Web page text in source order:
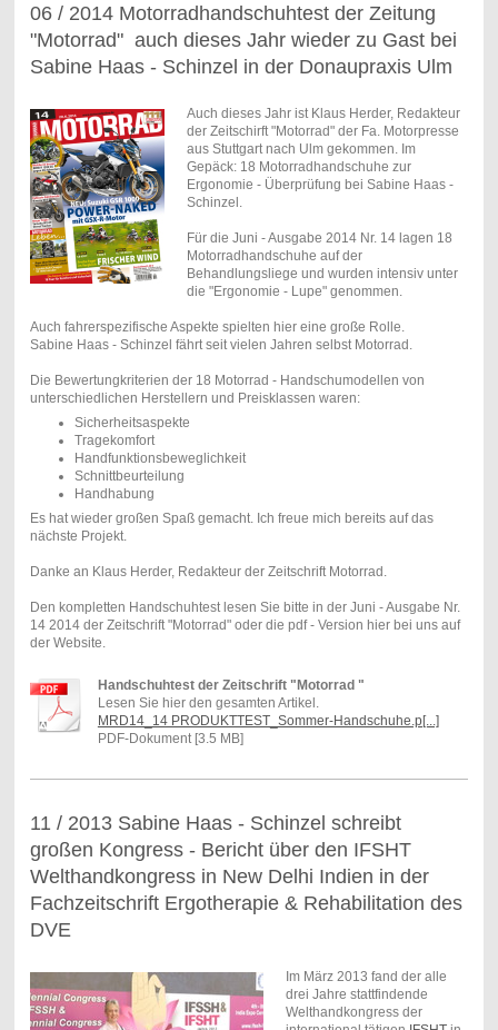
06 / 2014 Motorradhandschuhtest der Zeitung
"Motorrad" auch dieses Jahr wieder zu Gast bei
Sabine Haas - Schinzel in der Donaupraxis Ulm
Auch dieses Jahr ist Klaus Herder, Redakteur
der Zeitschirft "Motorrad" der Fa. Motorpresse
aus Stuttgart nach Ulm gekommen. Im
Gepäck: 18 Motorradhandschuhe zur
Ergonomie - Überprüfung bei Sabine Haas -
Schinzel.
Für die Juni - Ausgabe 2014 Nr. 14 lagen 18
Motorradhandschuhe auf der
Behandlungsliege und wurden intensiv unter
die "Ergonomie - Lupe" genommen.
Auch fahrerspezifische Aspekte spielten hier eine große Rolle.
Sabine Haas - Schinzel fährt seit vielen Jahren selbst Motorrad.
Die Bewertungkriterien der 18 Motorrad - Handschumodellen von
unterschiedlichen Herstellern und Preisklassen waren:
Sicherheitsaspekte
Tragekomfort
Handfunktionsbeweglichkeit
Schnittbeurteilung
Handhabung
Es hat wieder großen Spaß gemacht. Ich freue mich bereits auf das
nächste Projekt.
Danke an Klaus Herder, Redakteur der Zeitschrift Motorrad.
Den kompletten Handschuhtest lesen Sie bitte in der Juni - Ausgabe Nr.
14 2014 der Zeitschrift "Motorrad" oder die pdf - Version hier bei uns auf
der Website.
Handschuhtest der Zeitschrift "Motorrad "
Lesen Sie hier den gesamten Artikel.
MRD14_14 PRODUKTTEST_Sommer-Handschuhe.p[...]
PDF-Dokument [3.5 MB]
11 / 2013 Sabine Haas - Schinzel schreibt
großen Kongress - Bericht über den IFSHT
Welthandkongress in New Delhi Indien in der
Fachzeitschrift Ergotherapie & Rehabilitation des
DVE
Im März 2013 fand der alle
drei Jahre stattfindende
Welthandkongress der